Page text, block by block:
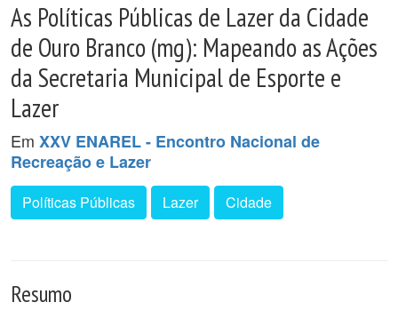
As Políticas Públicas de Lazer da Cidade
de Ouro Branco (mg): Mapeando as Ações
da Secretaria Municipal de Esporte e
Lazer
Em XXV ENAREL - Encontro Nacional de
Recreação e Lazer
Políticas Públicas Lazer Cidade
Resumo